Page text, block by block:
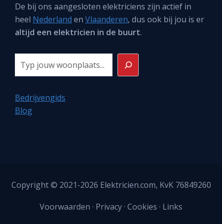
De bij ons aangesloten elektriciens zijn actief in
heel Nederland en Vlaanderen, dus ook bij jou is er
altijd een elektricien in de buurt.
Zoeken
Bedrijvengids
Blog
Copyright © 2021-2026 Elektricien.com, KvK 76849260
Voorwaarden · Privacy· Cookies · Links